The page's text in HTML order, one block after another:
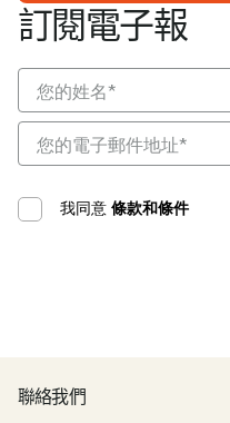
訂閱電子報
我同意 條款和條件
聯絡我們